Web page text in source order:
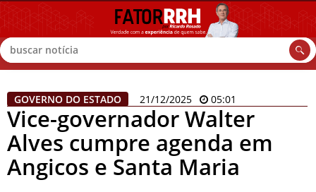
Buscar
GOVERNO DO ESTADO 21/12/2025 05:01
Vice-governador Walter
Alves cumpre agenda em
Angicos e Santa Maria